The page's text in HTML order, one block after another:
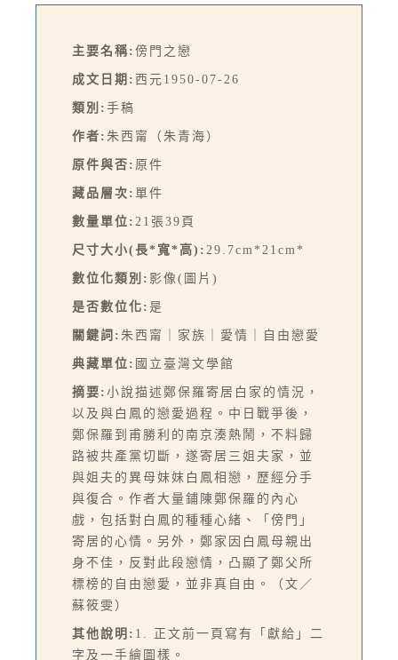
主要名稱: 傍門之戀
成文日期: 西元1950-07-26
類別: 手稿
作者: 朱西甯（朱青海）
原件與否: 原件
藏品層次: 單件
數量單位: 21張39頁
尺寸大小(長*寬*高): 29.7cm*21cm*
數位化類別: 影像(圖片)
是否數位化: 是
關鍵詞: 朱西甯｜家族｜愛情｜自由戀愛
典藏單位: 國立臺灣文學館
摘要: 小說描述鄭保羅寄居白家的情況，
以及與白鳳的戀愛過程。中日戰爭後，
鄭保羅到甫勝利的南京湊熱鬧，不料歸
路被共產黨切斷，遂寄居三姐夫家，並
與姐夫的異母妹妺白鳳相戀，歷經分手
與復合。作者大量鋪陳鄭保羅的內心
戲，包括對白鳳的種種心緒、「傍門」
寄居的心情。另外，鄭家因白鳳母親出
身不佳，反對此段戀情，凸顯了鄭父所
標榜的自由戀愛，並非真自由。（文／
蘇筱雯）
其他說明: 1. 正文前一頁寫有「獻給」二
字及一手繪圖樣。